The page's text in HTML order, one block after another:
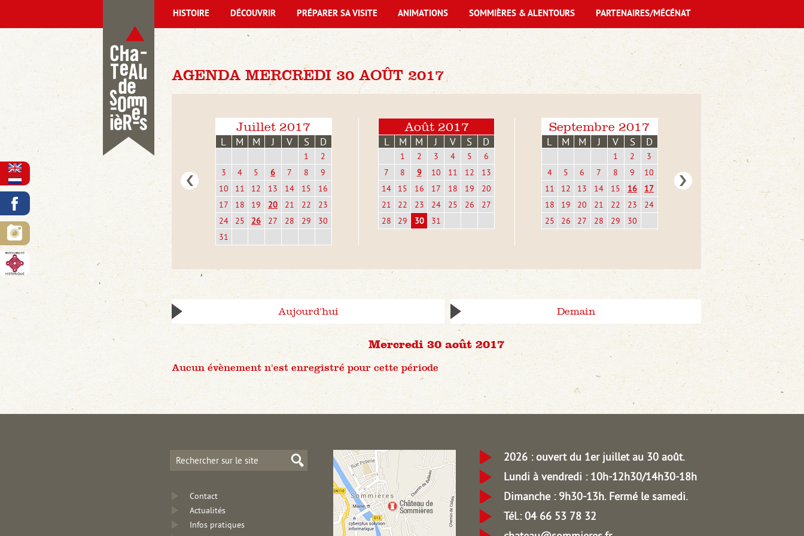
AGENDA MERCREDI 30 AOÛT 2017
Juillet 2017
L M M J V S D
1
2
3
4 5 6 7 8
9
10
11 12 13 14 15
16
17
18 19 20 21 22
23
24
25 26 27 28 29
30
31
Août 2017
L M M J V S D
1 2 3 4 5
6
7
8 9 10 11 12
13
14
15 16 17 18 19
20
21
22 23 24 25 26
27
28
29 30 31
Septembre 2017
L M M J V S D
1 2
3
4
5 6 7 8 9
10
11
12 13 14 15 16
17
18
19 20 21 22 23
24
25
26 27 28 29 30
Aujourd'hui Demain
Mercredi 30 août 2017
Aucun évènement n'est enregistré pour cette période
HISTOIRE DÉCOUVRIR PRÉPARER SA VISITE ANIMATIONS SOMMIÈRES & ALENTOURS PARTENAIRES/MÉCÉNAT
Contact
Actualités
Infos pratiques
2026 : ouvert du 1er juillet au 30 août.
Lundi à vendredi : 10h-12h30/14h30-18h
Dimanche : 9h30-13h. Fermé le samedi.
Tél.: 04 66 53 78 32